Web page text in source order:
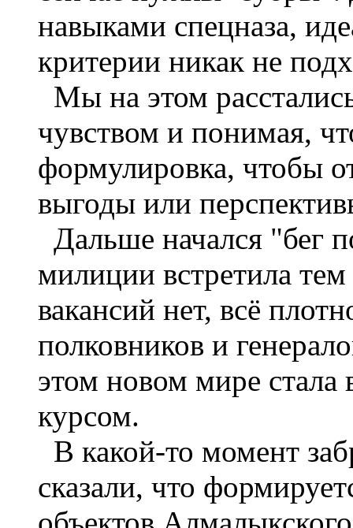
навыками спецназа,
критерии никак не
Мы на этом
чувством и понимая,
формулировка, чтобы
выгоды или
Дальше начался "бег
милиции встретила
вакансий нет, всё
полковников и
этом новом мире
курсом.
В какой-то момент
сказали, что